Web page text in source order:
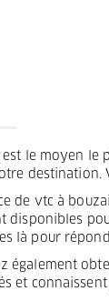
est le moyen
destination.
de vtc à
disponibles
là pour
également
et